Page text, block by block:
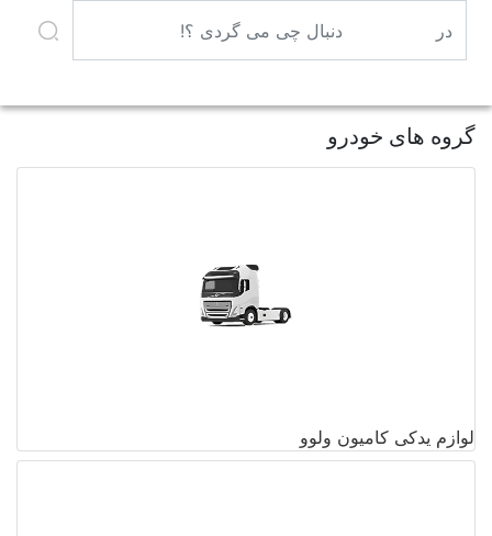
در دنبال چی می گردی ؟!
گروه های خودرو
لوازم یدکی کامیون ولوو